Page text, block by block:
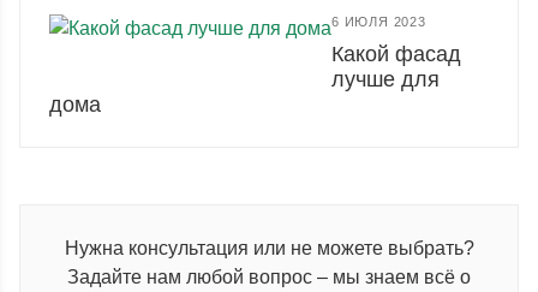
6 ИЮЛЯ 2023
Какой фасад
лучше для
дома
Нужна консультация или не можете выбрать?
Задайте нам любой вопрос – мы знаем всё о